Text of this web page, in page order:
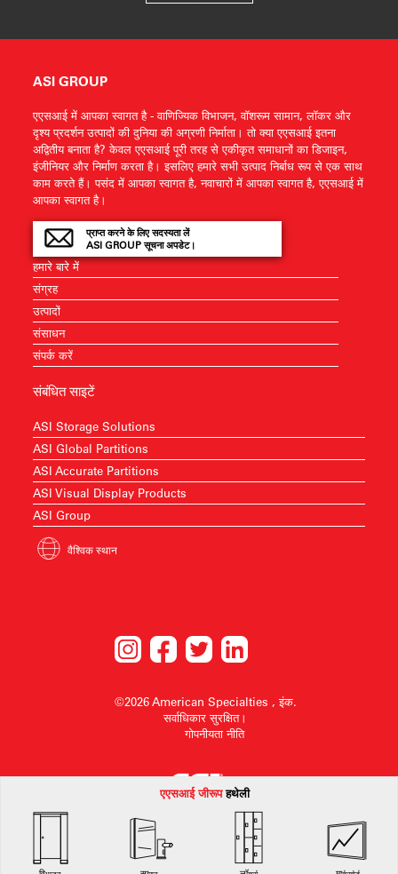
एएसआई जीरूप हथेली
ASI GROUP
एएसआई में आपका स्वागत है - वाणिज्यिक विभाजन, वॉशरूम सामान, लॉकर और
दृश्य प्रदर्शन उत्पादों की दुनिया की अग्रणी निर्माता। तो क्या एएसआई इतना
अद्वितीय बनाता है? केवल एएसआई पूरी तरह से एकीकृत समाधानों का डिजाइन,
इंजीनियर और निर्माण करता है। इसलिए हमारे सभी उत्पाद निर्बाध रूप से एक साथ
काम करते हैं। पसंद में आपका स्वागत है, नवाचारों में आपका स्वागत है, एएसआई में
आपका स्वागत है।
प्राप्त करने के लिए सदस्यता लें
ASI GROUP सूचना अपडेट।
हमारे बारे में
संग्रह
उत्पादों
संसाधन
संपर्क करें
संबंधित साइटें
ASI Storage Solutions
ASI Global Partitions
ASI Accurate Partitions
ASI Visual Display Products
ASI Group
वैश्विक स्थान
©2026 American Specialties , इंक.
सर्वाधिकार सुरक्षित।
गोपनीयता नीति
American Specialties, Inc. बिना किसी सूचना के डिज़ाइन परिवर्तन करने या किसी भी डिज़ाइन को
वापस लेने का अधिकार सुरक्षित रखता है।